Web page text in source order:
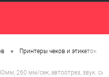
• Принтеры чеков и этикеток
260 мм/сек, автоотрез, звук.